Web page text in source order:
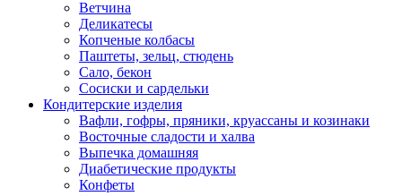
Ветчина
Деликатесы
Копченые колбасы
Паштеты, зельц, стюдень
Сало, бекон
Сосиски и сардельки
Кондитерские изделия
Вафли, гофры, пряники, круассаны и козинаки
Восточные сладости и халва
Выпечка домашняя
Диабетические продукты
Конфеты